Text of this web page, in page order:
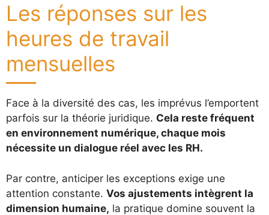
Les réponses sur les
heures de travail
mensuelles
Face à la diversité des cas, les imprévus l’emportent
parfois sur la théorie juridique. Cela reste fréquent
en environnement numérique, chaque mois
nécessite un dialogue réel avec les RH.
Par contre, anticiper les exceptions exige une
attention constante. Vos ajustements intègrent la
dimension humaine, la pratique domine souvent la